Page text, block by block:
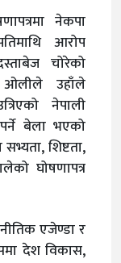
नेकपा
आरोप
चोरेको
ओलीले उहाँले
नेपाली
बेला भएको
शिष्टता,
घोषणापत्र
एजेण्डा र
देश विकास,